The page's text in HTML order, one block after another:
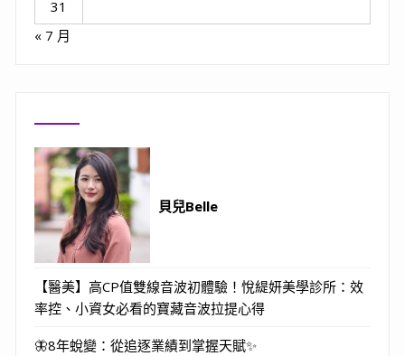
31
« 7 月
貝兒Belle
【醫美】高CP值雙線音波初體驗！悅緹妍美學診所：效
率控、小資女必看的寶藏音波拉提心得
🦋8年蛻變：從追逐業績到掌握天賦✨